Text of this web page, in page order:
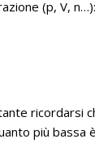
(p, V, n…):
ricordarsi
più bassa